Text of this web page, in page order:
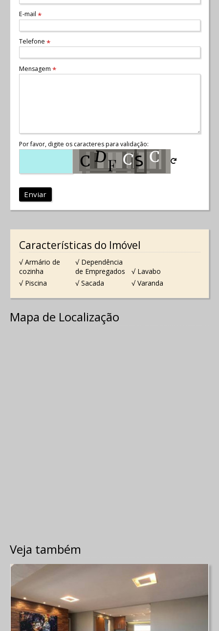
E-mail *
Telefone *
Mensagem *
Por favor, digite os caracteres para validação:
Enviar
Características do Imóvel
√ Armário de
cozinha
√ Dependência
de Empregados
√ Lavabo
√ Piscina
√ Sacada √ Varanda
Mapa de Localização
Veja também